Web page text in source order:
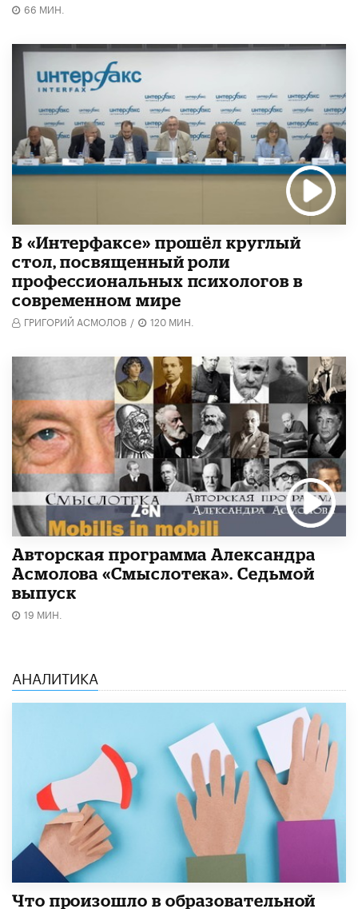
66 МИН.
В «Интерфаксе» прошёл круглый
стол, посвященный роли
профессиональных психологов в
современном мире
ГРИГОРИЙ АСМОЛОВ / 120 МИН.
Авторская программа Александра
Асмолова «Смыслотека». Седьмой
выпуск
19 МИН.
АНАЛИТИКА
​Что произошло в образовательной